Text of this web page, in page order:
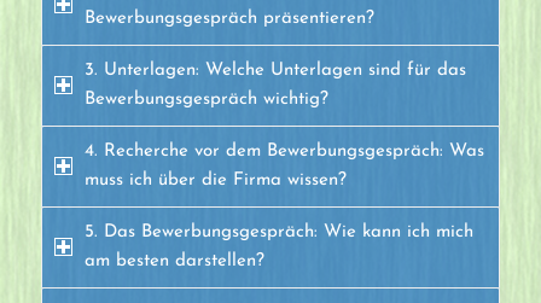
Bewerbungsgespräch präsentieren?
3. Unterlagen: Welche Unterlagen sind für das
Bewerbungsgespräch wichtig?
4. Recherche vor dem Bewerbungsgespräch: Was
muss ich über die Firma wissen?
5. Das Bewerbungsgespräch: Wie kann ich mich
am besten darstellen?